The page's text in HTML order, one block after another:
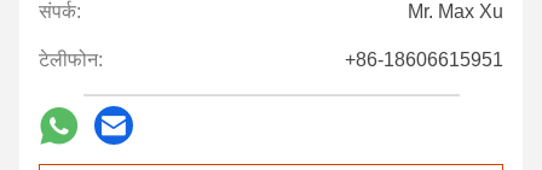
संपर्क: Mr. Max Xu
टेलीफोन: +86-18606615951